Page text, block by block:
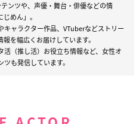
ンツや、声優・舞台・俳優などの情
めん」。
ャラクター作品、VTuberなどストリー
を幅広くお届けしています。
（推し活）お役立ち情報など、女性オ
も発信しています。